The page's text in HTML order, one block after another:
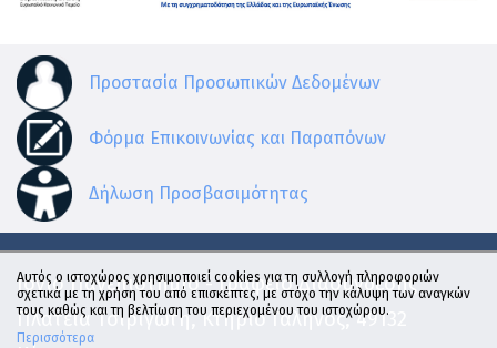
Προστασία Προσωπικών Δεδομένων
Φόρμα Επικοινωνίας και Παραπόνων
Δήλωση Προσβασιμότητας
Ιόνιο Πανεπιστήμιο - Γραφείο Διασύνδεσης
Πλατεία Τσιριγώτη, Κτήριο Γαληνός, 49132
Αυτός ο ιστοχώρος χρησιμοποιεί cookies για τη συλλογή πληροφοριών
σχετικά με τη χρήση του από επισκέπτες, με στόχο την κάλυψη των αναγκών
τους καθώς και τη βελτίωση του περιεχομένου του ιστοχώρου.
Περισσότερα